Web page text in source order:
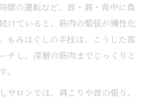
間の運転など、首・肩・背中に負
けていると、筋肉の緊張が慢性化
もみほぐしの手技は、こうした部
チし、深層の筋肉までじっくりと
。
サロンでは、肩こりや首の張り、